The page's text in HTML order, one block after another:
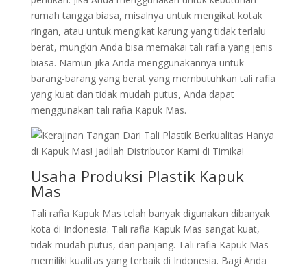
rumah tangga biasa, misalnya untuk mengikat kotak
ringan, atau untuk mengikat karung yang tidak terlalu
berat, mungkin Anda bisa memakai tali rafia yang jenis
biasa. Namun jika Anda menggunakannya untuk
barang-barang yang berat yang membutuhkan tali rafia
yang kuat dan tidak mudah putus, Anda dapat
menggunakan tali rafia Kapuk Mas.
Usaha Produksi Plastik Kapuk
Mas
Tali rafia Kapuk Mas telah banyak digunakan dibanyak
kota di Indonesia. Tali rafia Kapuk Mas sangat kuat,
tidak mudah putus, dan panjang. Tali rafia Kapuk Mas
memiliki kualitas yang terbaik di Indonesia. Bagi Anda